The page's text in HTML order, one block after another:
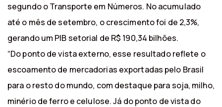
segundo o Transporte em Números. No acumulado
até o mês de setembro, o crescimento foi de 2,3%,
gerando um PIB setorial de R$ 190,34 bilhões.
“Do ponto de vista externo, esse resultado reflete o
escoamento de mercadorias exportadas pelo Brasil
para o resto do mundo, com destaque para soja, milho,
minério de ferro e celulose. Já do ponto de vista do